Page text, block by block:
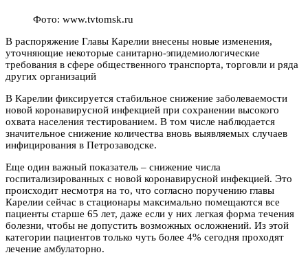
Фото: www.tvtomsk.ru
В распоряжение Главы Карелии внесены новые изменения,
уточняющие некоторые санитарно-эпидемиологические
требования в сфере общественного транспорта, торговли и ряда
других организаций
В Карелии фиксируется стабильное снижение заболеваемости
новой коронавирусной инфекцией при сохранении высокого
охвата населения тестированием. В том числе наблюдается
значительное снижение количества вновь выявляемых случаев
инфицирования в Петрозаводске.
Еще один важный показатель – снижение числа
госпитализированных с новой коронавирусной инфекцией. Это
происходит несмотря на то, что согласно поручению главы
Карелии сейчас в стационары максимально помещаются все
пациенты старше 65 лет, даже если у них легкая форма течения
болезни, чтобы не допустить возможных осложнений. Из этой
категории пациентов только чуть более 4% сегодня проходят
лечение амбулаторно.